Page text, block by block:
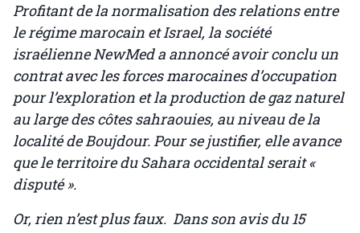
Profitant de la normalisation des relations entre
le régime marocain et Israel, la société
israélienne NewMed a annoncé avoir conclu un
contrat avec les forces marocaines d’occupation
pour l’exploration et la production de gaz naturel
au large des côtes sahraouies, au niveau de la
localité de Boujdour. Pour se justifier, elle avance
que le territoire du Sahara occidental serait «
disputé ».
Or, rien n’est plus faux. Dans son avis du 15